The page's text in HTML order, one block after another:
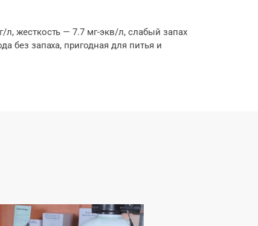
жесткость — 7.7 мг-экв/л, слабый запах
без запаха, пригодная для питья и